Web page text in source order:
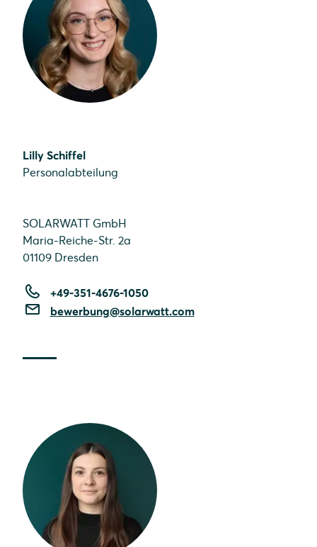
Lilly Schiffel
Personalabteilung
SOLARWATT GmbH
Maria-Reiche-Str. 2a
01109 Dresden
+49-351-4676-1050
bewerbung@solarwatt.com